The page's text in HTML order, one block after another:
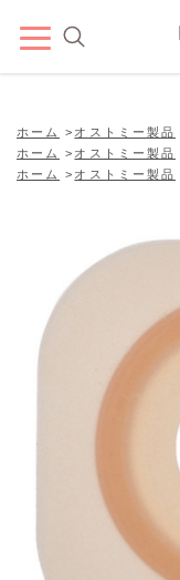
ホーム > オストミー製品
ホーム
> オストミー製品
ホーム
> オストミー製品